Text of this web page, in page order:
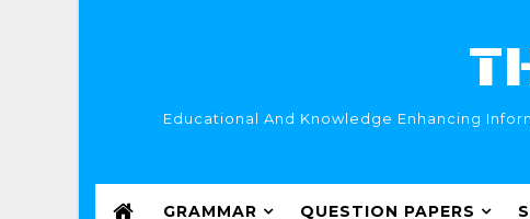
Educational And Knowledge Enhancing
GRAMMAR QUESTION PAPERS